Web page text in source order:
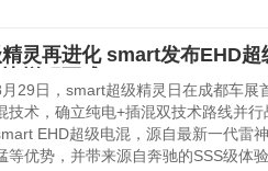
灵再进化 smart发布EHD超
日，smart超级精灵日在成都车展
技术，确立纯电+插混双技术路线并行
EHD超级电混，源自最新一代雷神
等优势，并带来源自奔驰的SSS级体